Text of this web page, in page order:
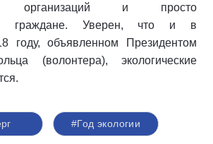
организаций и просто
граждане. Уверен, что и в
году, объявленном Президентом
(волонтера), экологические
#Год экологии